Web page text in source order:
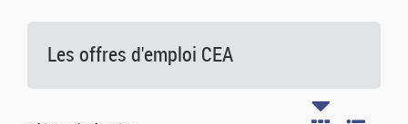
Les offres d'emploi CEA